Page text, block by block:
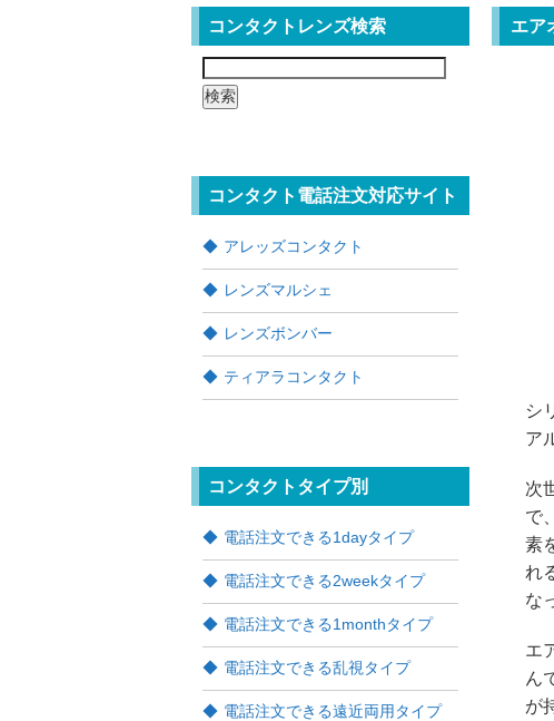
エア
シ
ア
次
で
素
れ
な
エ
ん
が
コンタクトレンズ検索
検
索:
コンタクト電話注文対応サイト
アレッズコンタクト
レンズマルシェ
レンズボンバー
ティアラコンタクト
コンタクトタイプ別
電話注文できる1dayタイプ
電話注文できる2weekタイプ
電話注文できる1monthタイプ
電話注文できる乱視タイプ
電話注文できる遠近両用タイプ